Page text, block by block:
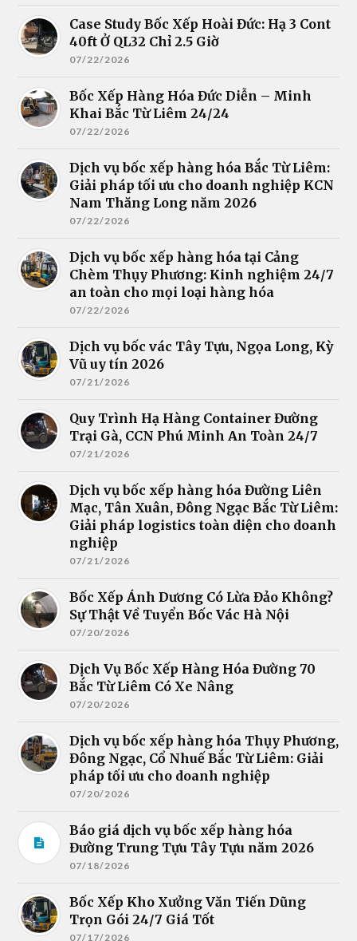
Case Study Bốc Xếp Hoài Đức: Hạ 3 Cont
40ft Ở QL32 Chỉ 2.5 Giờ
07/22/2026
Bốc Xếp Hàng Hóa Đức Diễn – Minh
Khai Bắc Từ Liêm 24/24
07/22/2026
Dịch vụ bốc xếp hàng hóa Bắc Từ Liêm:
Giải pháp tối ưu cho doanh nghiệp KCN
Nam Thăng Long năm 2026
07/22/2026
Dịch vụ bốc xếp hàng hóa tại Cảng
Chèm Thụy Phương: Kinh nghiệm 24/7
an toàn cho mọi loại hàng hóa
07/22/2026
Dịch vụ bốc vác Tây Tựu, Ngọa Long, Kỳ
Vũ uy tín 2026
07/21/2026
Quy Trình Hạ Hàng Container Đường
Trại Gà, CCN Phú Minh An Toàn 24/7
07/21/2026
Dịch vụ bốc xếp hàng hóa Đường Liên
Mạc, Tân Xuân, Đông Ngạc Bắc Từ Liêm:
Giải pháp logistics toàn diện cho doanh
nghiệp
07/21/2026
Bốc Xếp Ánh Dương Có Lừa Đảo Không?
Sự Thật Về Tuyển Bốc Vác Hà Nội
07/20/2026
Dịch Vụ Bốc Xếp Hàng Hóa Đường 70
Bắc Từ Liêm Có Xe Nâng
07/20/2026
Dịch vụ bốc xếp hàng hóa Thụy Phương,
Đông Ngạc, Cổ Nhuế Bắc Từ Liêm: Giải
pháp tối ưu cho doanh nghiệp
07/20/2026
Báo giá dịch vụ bốc xếp hàng hóa
Đường Trung Tựu Tây Tựu năm 2026
07/18/2026
Bốc Xếp Kho Xưởng Văn Tiến Dũng
Trọn Gói 24/7 Giá Tốt
07/17/2026